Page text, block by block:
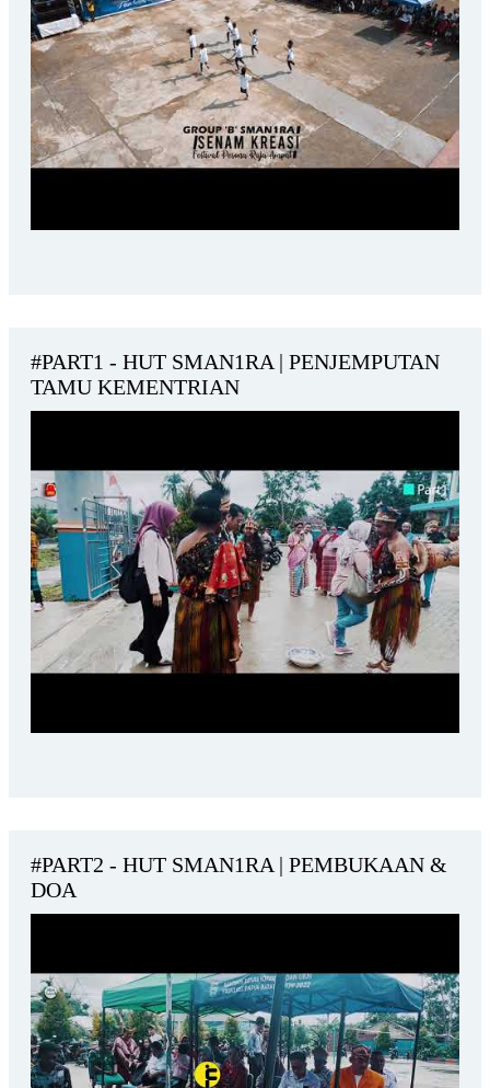
#PART1 - HUT SMAN1RA | PENJEMPUTAN
TAMU KEMENTRIAN
#PART2 - HUT SMAN1RA | PEMBUKAAN &
DOA